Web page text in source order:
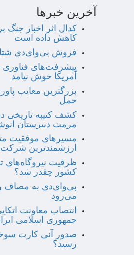
آخرین خبرها
کدال اثر اخبار جنگ
کاهش داده است
فروش بی‌وای‌دی
پیشرفت‌های فناوری
آمریکا خوش نیامد
بزرگترین معایب
حمل
کشف کتیبه تاریخی
مرمت دبیرستان
مسیرهای موفقیت
ارزشمندترین
ظرفیت نیروگاه‌های
کشور چقدر شد؟
بی‌وای‌دی به مصاف
می‌رود
انتصاب معاونت
جمهوری اسلامی
صدور آنی کارت
رسید؟